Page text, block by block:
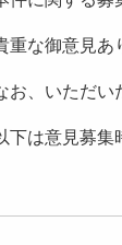
な御意見あ
、いただい
は意見募集